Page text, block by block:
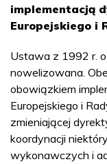
implementacją
Europejskiego i
Ustawa z 1992 r.
nowelizowana.
obowiązkiem
Europejskiego i
zmieniającej
koordynacji
wykonawczych i